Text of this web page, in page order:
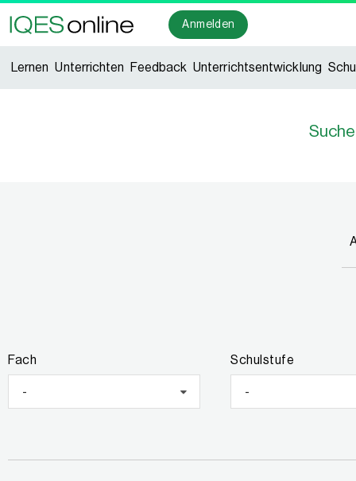
Anmelden
Lernen Unterrichten Feedback Unterrichtsentwicklung
Fach
-
Schulstufe
-